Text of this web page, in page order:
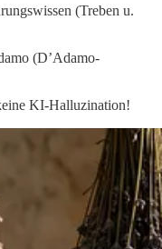
(Treben u.
(D’Adamo-
KI-Halluzination!